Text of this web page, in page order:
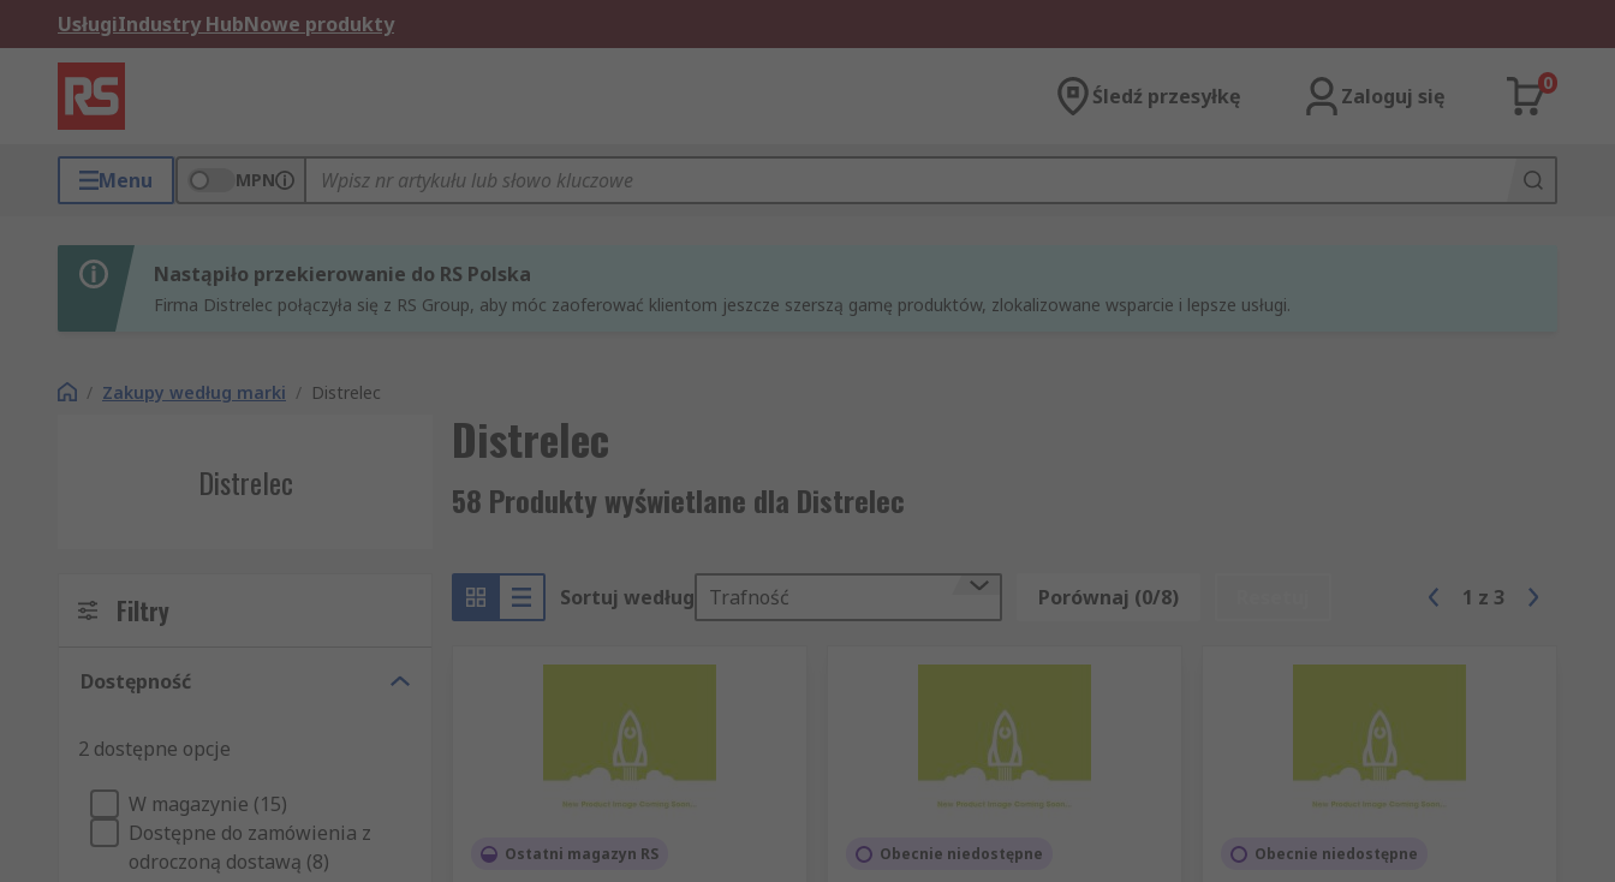
UsługiIndustry HubNowe produkty
Śledź przesyłkę Zaloguj się
0
Menu MPN
Nastąpiło przekierowanie do RS Polska
Firma Distrelec połączyła się z RS Group, aby móc zaoferować klientom jeszcze szerszą gamę produktów, zlokalizowane wsparcie i lepsze usługi.
/ Zakupy według marki / Distrelec
Distrelec
Distrelec
58 Produkty wyświetlane dla Distrelec
Filtry
Dostępność
2 dostępne opcje
W magazynie (15)
Dostępne do zamówienia z
odroczoną dostawą (8)
Sortuj według Trafność Porównaj (0/8) 1 z 3
Ostatni magazyn RS Obecnie niedostępne Obecnie niedostępne